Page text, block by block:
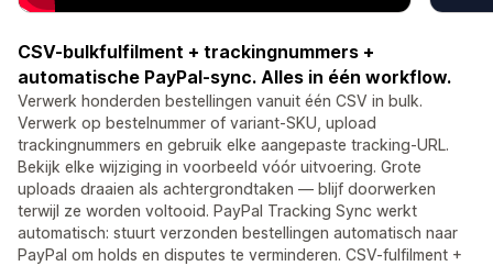
CSV-bulkfulfilment + trackingnummers +
automatische PayPal-sync. Alles in één workflow.
Verwerk honderden bestellingen vanuit één CSV in bulk.
Verwerk op bestelnummer of variant-SKU, upload
trackingnummers en gebruik elke aangepaste tracking-URL.
Bekijk elke wijziging in voorbeeld vóór uitvoering. Grote
uploads draaien als achtergrondtaken — blijf doorwerken
terwijl ze worden voltooid. PayPal Tracking Sync werkt
automatisch: stuurt verzonden bestellingen automatisch naar
PayPal om holds en disputes te verminderen. CSV-fulfilment +